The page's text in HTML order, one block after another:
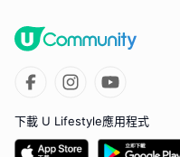
下載 U Lifestyle應用程式